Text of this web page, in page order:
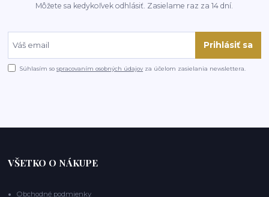
Môžete sa kedykoľvek odhlásiť. Zasielame raz za 14 dní.
Prihlásiť sa
Súhlasím sospracovaním osobných údajov za účelom zasielania newslettera.
VŠETKO O NÁKUPE
Obchodné podmienky